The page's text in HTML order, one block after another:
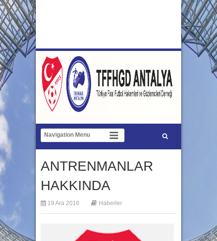
ANTRENMANLAR
HAKKINDA
19 Ara 2016 Haberler